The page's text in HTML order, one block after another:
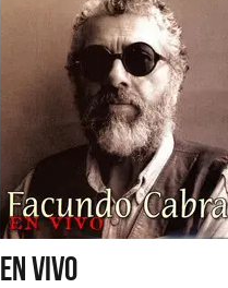
EN VIVO